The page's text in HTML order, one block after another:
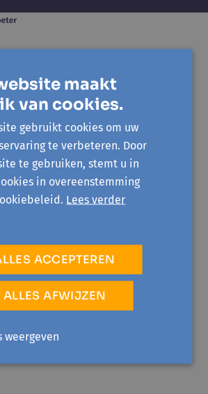
vzw
Opwijk
13:30-16:00
0861.240.630
maakt
van cookies.
gebruikt cookies om uw
te verbeteren. Door
te gebruiken, stemt u in
in overeenstemming
Lees verder
ACCEPTEREN
ALLES AFWIJZEN
weergeven